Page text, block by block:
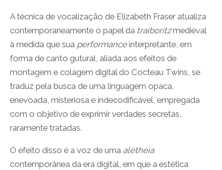
A técnica de vocalização de Elizabeth Fraser atualiza
contemporaneamente o papel da traiboritzmedieval
à medida que sua performanceinterpretante, em
forma de canto gutural, aliada aos efeitos de
montagem e colagem digital do Cocteau Twins, se
traduz pela busca de uma linguagem opaca,
enevoada, misteriosa e indecodificável, empregada
com o objetivo de exprimir verdades secretas,
raramente tratadas.
O efeito disso é a voz de uma alétheia
contemporânea da era digital, em que a estética